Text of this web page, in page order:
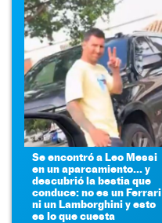
Se encontró a Leo Messi
en un aparcamiento... y
descubrió la bestia que
conduce: no es un Ferrari
ni un Lamborghini y esto
es lo que cuesta